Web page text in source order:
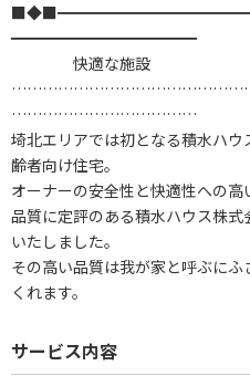
━━━━━━━━━━━━
快適な施設
………………………………
埼北エリアでは初となる積水ハ
齢者向け住宅。
オーナーの安全性と快適性への高
品質に定評のある積水ハウス株
いたしました。
その高い品質は我が家と呼ぶに
くれます。
サービス内容